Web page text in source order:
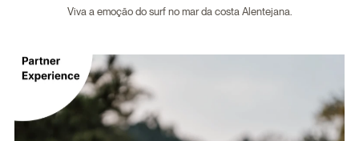
Viva a emoção do surf no mar da costa Alentejana.